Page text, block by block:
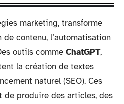
marketing, transforme
contenu, l’automatisation
outils comme ChatGPT,
la création de textes
naturel (SEO). Ces
de produire des articles, des